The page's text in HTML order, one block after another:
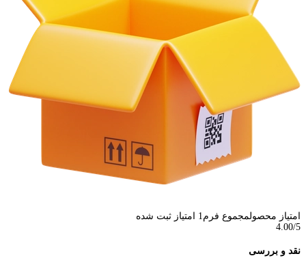
امتیاز محصولمجموع فرم 1 امتیاز ثبت شده
4.00/5
نقد و بررسی